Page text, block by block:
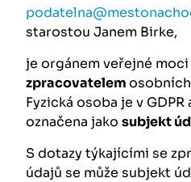
starostou Janem Birke,
je orgánem veřejné moci
zpracovatelem
Fyzická osoba je v
označena jako subjekt
S dotazy týkajícími se
údajů se může subjekt